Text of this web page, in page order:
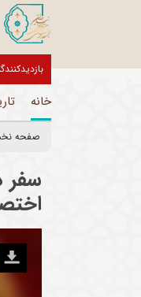
خانه
صفحه
سفر